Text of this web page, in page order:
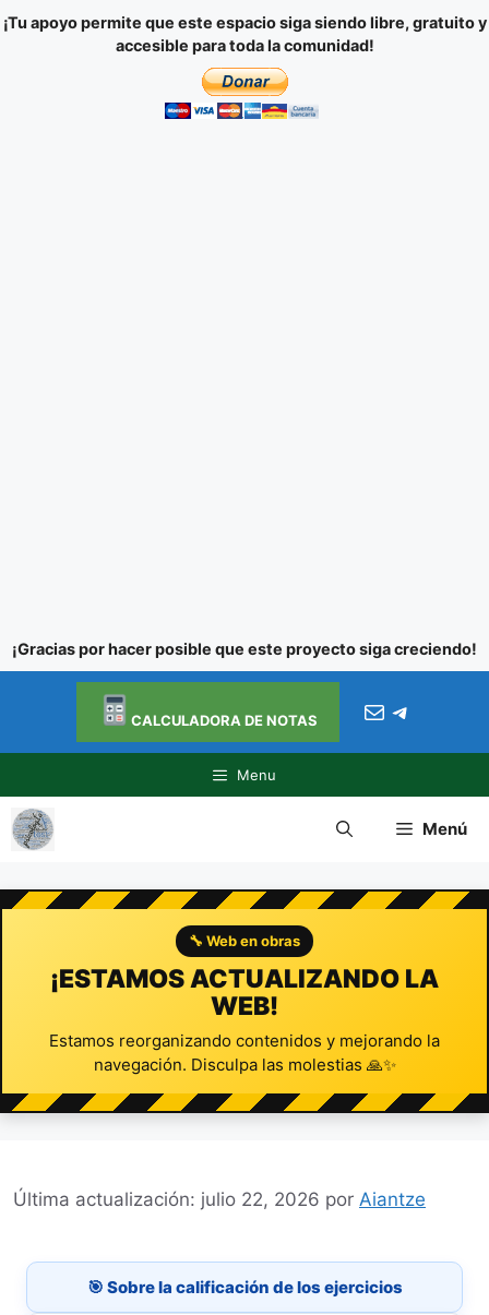
¡Tu apoyo permite que este espacio siga siendo libre, gratuito y
accesible para toda la comunidad!
¡Gracias por hacer posible que este proyecto siga creciendo!
Ir al
contenido
contenido
CALCULADORA DE NOTAS Correo
Menu
Menú
🔧 Web en obras
¡ESTAMOS ACTUALIZANDO LA
WEB!
Estamos reorganizando contenidos y mejorando la
navegación. Disculpa las molestias 🙏✨
julio 22, 2026 por Aiantze
🎯 Sobre la calificación de los ejercicios